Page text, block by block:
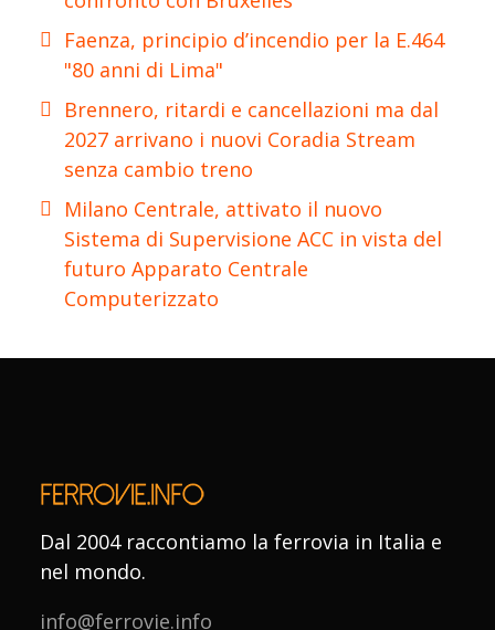
Faenza, principio d’incendio per la E.464
"80 anni di Lima"
Brennero, ritardi e cancellazioni ma dal
2027 arrivano i nuovi Coradia Stream
senza cambio treno
Milano Centrale, attivato il nuovo
Sistema di Supervisione ACC in vista del
futuro Apparato Centrale
Computerizzato
Dal 2004 raccontiamo la ferrovia in Italia e
nel mondo.
info@ferrovie.info